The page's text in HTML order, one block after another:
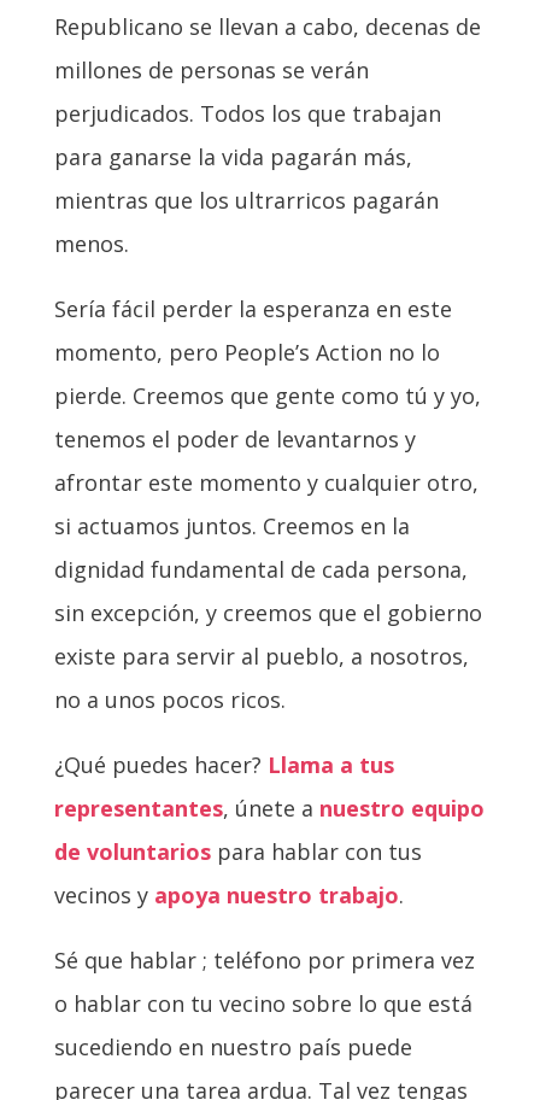
Republicano se llevan a cabo, decenas de
millones de personas se verán
perjudicados. Todos los que trabajan
para ganarse la vida pagarán más,
mientras que los ultrarricos pagarán
menos.
Sería fácil perder la esperanza en este
momento, pero People’s Action no lo
pierde. Creemos que gente como tú y yo,
tenemos el poder de levantarnos y
afrontar este momento y cualquier otro,
si actuamos juntos. Creemos en la
dignidad fundamental de cada persona,
sin excepción, y creemos que el gobierno
existe para servir al pueblo, a nosotros,
no a unos pocos ricos.
¿Qué puedes hacer? Llama a tus
representantes, únete a nuestro equipo
de voluntariospara hablar con tus
vecinos y apoya nuestro trabajo.
Sé que hablar ; teléfono por primera vez
o hablar con tu vecino sobre lo que está
sucediendo en nuestro país puede
parecer una tarea ardua. Tal vez tengas